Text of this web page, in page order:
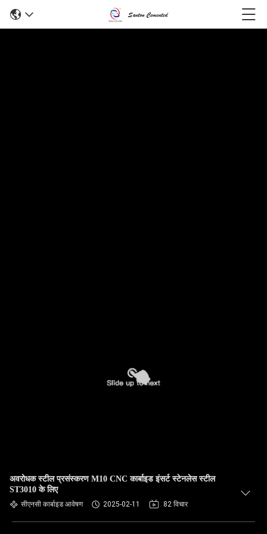
अवरोधक स्टील प्रसंस्करण M10 CNC कार्बाइड इंसर्ट स्टेनलेस स्टील
ST3010 के लिए
सीएनसी कार्बाइड आवेषण 2025-02-11 82 विचार